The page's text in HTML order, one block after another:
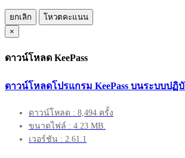
ยกเลิก
โหวตคะแนน
×
ดาวน์โหลด KeePass
ดาวน์โหลดโปรแกรม KeePass บนระบบปฏิ
ดาวน์โหลด : 8,494 ครั้ง
ขนาดไฟล์ : 4.23 MB.
เวอร์ชัน : 2.61.1